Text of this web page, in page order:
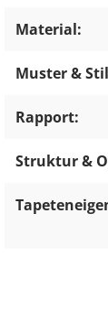
Material:
Muster &
Rapport:
Struktur &